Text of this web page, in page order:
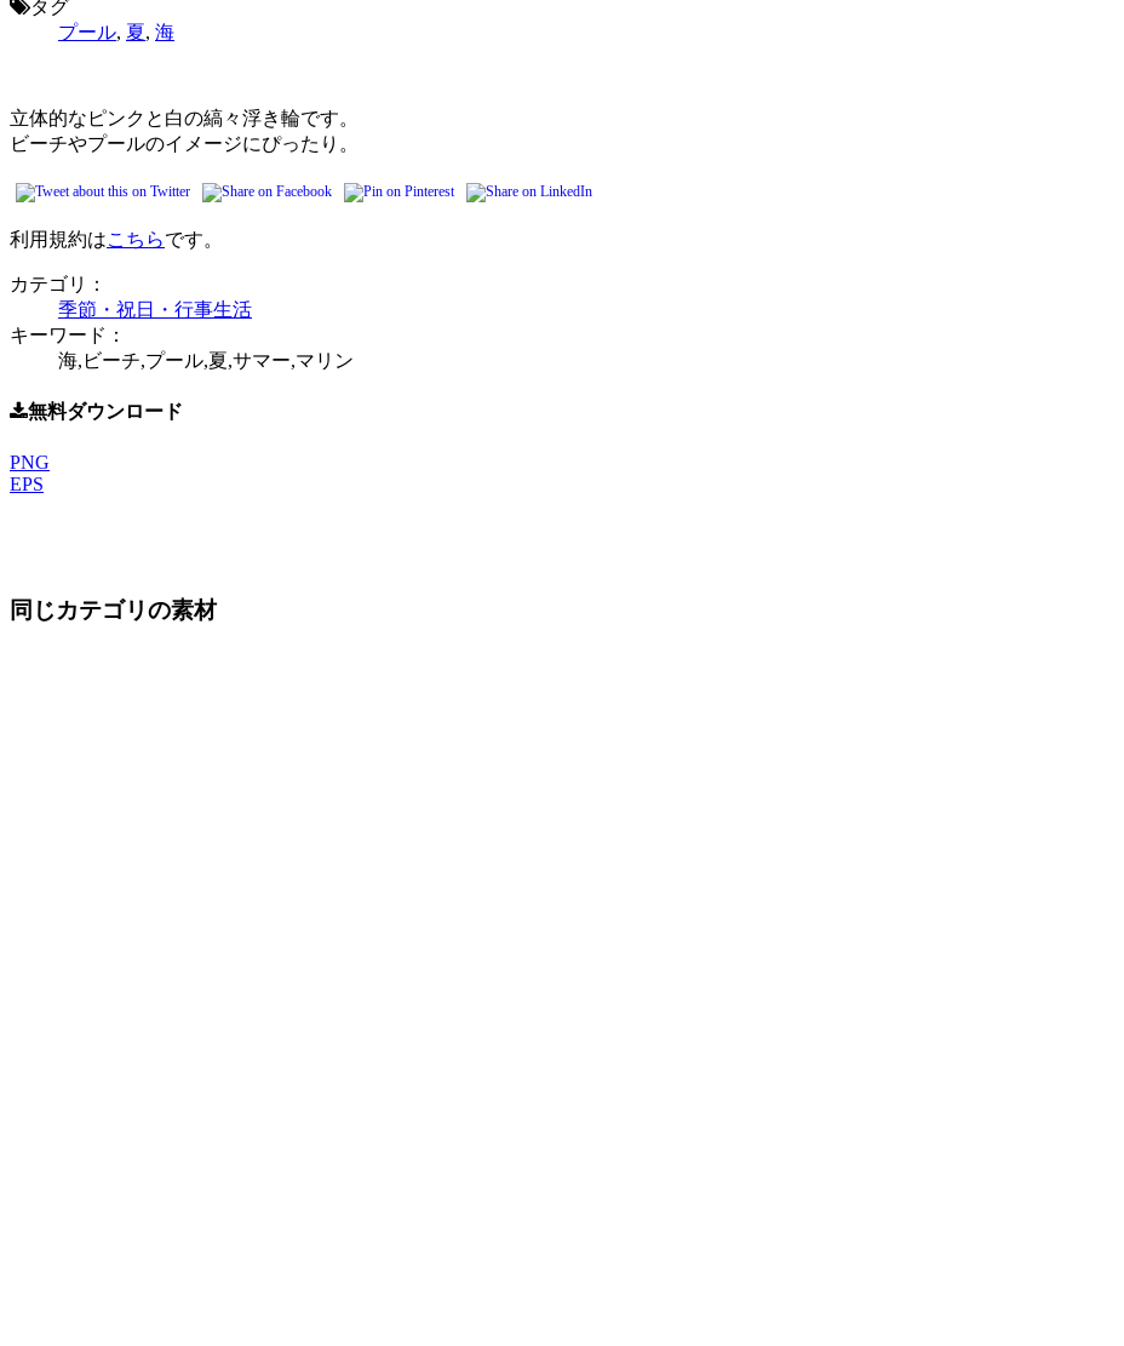
タグ
プール, 夏, 海
立体的なピンクと白の縞々浮き輪です。
ビーチやプールのイメージにぴったり。
利用規約はこちらです。
カテゴリ：
季節・祝日・行事生活
キーワード：
海,ビーチ,プール,夏,サマー,マリン
無料ダウンロード
PNG
EPS
同じカテゴリの素材